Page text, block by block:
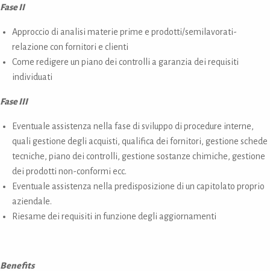
Fase II
Approccio di analisi materie prime e prodotti/semilavorati-
relazione con fornitori e clienti
Come redigere un piano dei controlli a garanzia dei requisiti
individuati
Fase III
Eventuale assistenza nella fase di sviluppo di procedure interne,
quali gestione degli acquisti, qualifica dei fornitori, gestione schede
tecniche, piano dei controlli, gestione sostanze chimiche, gestione
dei prodotti non-conformi ecc.
Eventuale assistenza nella predisposizione di un capitolato proprio
aziendale.
Riesame dei requisiti in funzione degli aggiornamenti
Benefits